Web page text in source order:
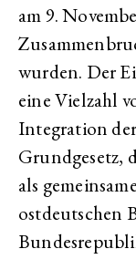
am 9.
wurden. Der
eine Vielzahl
Integration
Grundgesetz,
als
ostdeutschen